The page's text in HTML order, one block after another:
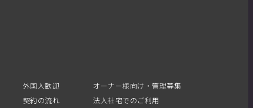
外国人歓迎
契約の流れ
オーナー様向け・管理募集
法人社宅でのご利用